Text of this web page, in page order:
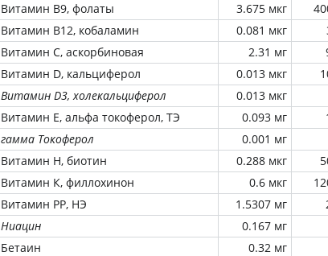
Витамин В9, фолаты
3.675 мкг
Витамин В12, кобаламин
0.081 мкг
Витамин C, аскорбиновая
2.31 мг
Витамин D, кальциферол
0.013 мкг
Витамин D3, холекальциферол
0.013 мкг
Витамин Е, альфа токоферол, ТЭ
0.093 мг
гамма Токоферол
0.001 мг
Витамин Н, биотин
0.288 мкг
Витамин К, филлохинон
0.6 мкг
Витамин РР, НЭ
1.5307 мг
Ниацин
0.167 мг
Бетаин
0.32 мг